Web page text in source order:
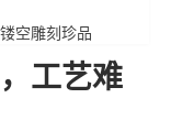
空雕刻珍品
工艺难